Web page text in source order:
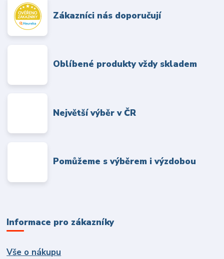
Zákazníci nás doporučují
Oblíbené produkty vždy skladem
Největší výběr v ČR
Pomůžeme s výběrem i výzdobou
Informace pro zákazníky
Vše o nákupu